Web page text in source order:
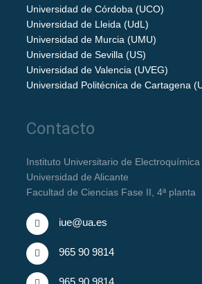
Universidad de Córdoba (UCO)
Universidad de Lleida (UdL)
Universidad de Murcia (UMU)
Universidad de Sevilla (US)
Universidad de Valencia (UVEG)
Universidad Politécnica de Cartagena
Contacto
Instituto Universitario de Electroquímica
Universidad de Alicante
Facultad de Ciencias Fase II, 4ª planta
iue@ua.es
965 90 9814
965 90 9814